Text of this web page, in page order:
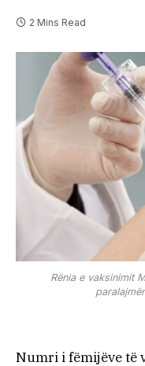
2 Mins Read
Rënia e vaksinimit
Numri i fëmijëve të